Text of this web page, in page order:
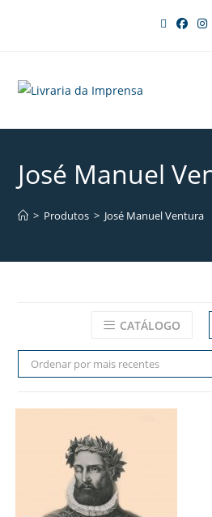
José Manuel
> Produtos > José Manuel Ventura
CATÁLOGO
Ordenar por mais recentes